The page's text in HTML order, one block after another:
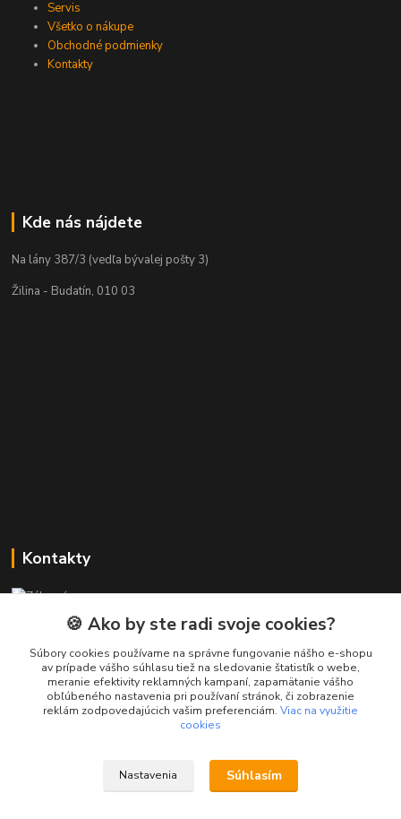
Servis
Všetko o nákupe
Obchodné podmienky
Kontakty
Kde nás nájdete
Na lány 387/3 (vedľa bývalej pošty 3)
Žilina - Budatín, 010 03
Kontakty
+421 911 010 560
Po-Pia, 13-17 hod.
info@presmartfon.sk
🍪 Ako by ste radi svoje cookies?
Súbory cookies používame na správne fungovanie nášho e-shopu
av prípade vášho súhlasu tiež na sledovanie štatistík o webe,
meranie efektivity reklamných kampaní, zapamätanie vášho
obľúbeného nastavenia pri používaní stránok, či zobrazenie
reklám zodpovedajúcich vašim preferenciám. Viac na využitie
cookies
Nastavenia Súhlasím